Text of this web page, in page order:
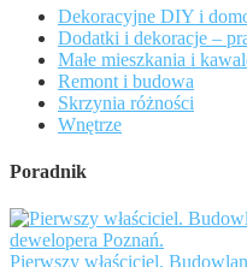
Dekoracyjne DIY i
Dodatki i dekoracje –
Małe mieszkania i
Remont i budowa
Skrzynia różności
Wnętrze
Poradnik
Pierwszy właściciel.